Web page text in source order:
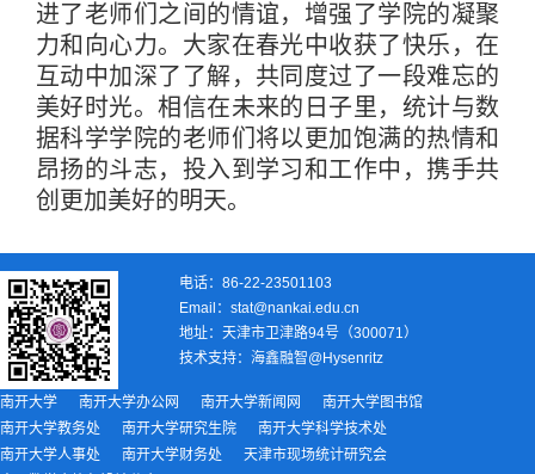
进了老师们之间的情谊，增强了学院的凝聚
力和向心力。大家在春光中收获了快乐，在
互动中加深了了解，共同度过了一段难忘的
美好时光。相信在未来的日子里，统计与数
据科学学院的老师们将以更加饱满的热情和
昂扬的斗志，投入到学习和工作中，携手共
创更加美好的明天。
电话：86-22-23501103
Email：stat@nankai.edu.cn
地址：天津市卫津路94号（300071）
技术支持： 海鑫融智@Hysenritz
南开大学 南开大学办公网 南开大学新闻网
南开大学图书馆
南开大学教务处
南开大学研究生院
南开大学科学技术处
南开大学人事处
南开大学财务处
天津市现场统计研究会